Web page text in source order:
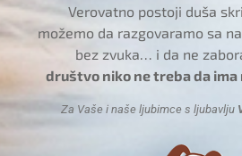
Verovatno postoji duša
možemo da razgovaramo sa
bez zvuka… i da ne
društvo niko ne treba da ima
Za Vaše i naše ljubimce s ljubavlju